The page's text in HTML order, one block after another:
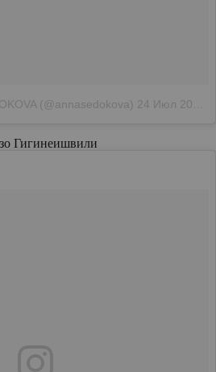
(@annasedokova) 24 Июл 2018 в 11:57 PDT
Гигинеишвили